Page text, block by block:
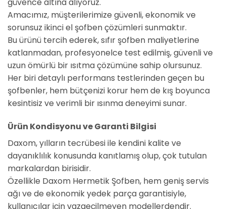
Amacımız, müşterilerimize güvenli, ekonomik ve
sorunsuz ikinci el şofben çözümleri sunmaktır.
Bu ürünü tercih ederek, sıfır şofben maliyetlerine
katlanmadan, profesyonelce test edilmiş, güvenli ve
uzun ömürlü bir ısıtma çözümüne sahip olursunuz.
Her biri detaylı performans testlerinden geçen bu
şofbenler, hem bütçenizi korur hem de kış boyunca
kesintisiz ve verimli bir ısınma deneyimi sunar.
Ürün Kondisyonu ve Garanti Bilgisi
Daxom, yılların tecrübesi ile kendini kalite ve
dayanıklılık konusunda kanıtlamış olup, çok tutulan
markalardan birisidir.
Özellikle Daxom Hermetik Şofben, hem geniş servis
ağı ve de ekonomik yedek parça garantisiyle,
kullanıcılar için vazgeçilmeyen modellerdendir.